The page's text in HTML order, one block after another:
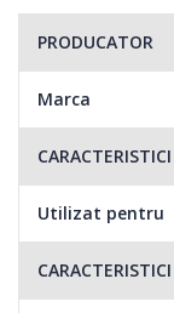
Capacitate totala
Capacitate de
PRODUCATOR
Marca
Utilizat pentru